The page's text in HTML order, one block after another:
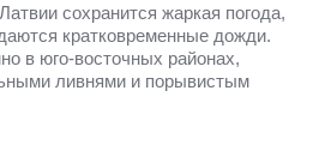
сохранится жаркая погода,
кратковременные дожди.
в юго-восточных районах,
ливнями и порывистым